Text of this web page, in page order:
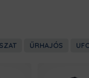
ŰRHAJÓS